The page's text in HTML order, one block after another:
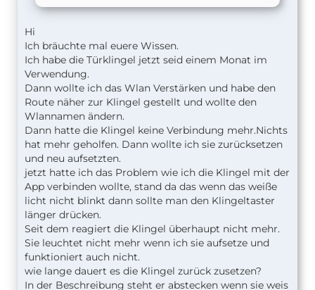
Hi
Ich bräuchte mal euere Wissen.
Ich habe die Türklingel jetzt seid einem Monat im
Verwendung.
Dann wollte ich das Wlan Verstärken und habe den
Route näher zur Klingel gestellt und wollte den
Wlannamen ändern.
Dann hatte die Klingel keine Verbindung mehr.Nichts
hat mehr geholfen. Dann wollte ich sie zurücksetzen
und neu aufsetzten.
jetzt hatte ich das Problem wie ich die Klingel mit der
App verbinden wollte, stand da das wenn das weiße
licht nicht blinkt dann sollte man den Klingeltaster
länger drücken.
Seit dem reagiert die Klingel überhaupt nicht mehr.
Sie leuchtet nicht mehr wenn ich sie aufsetze und
funktioniert auch nicht.
wie lange dauert es die Klingel zurück zusetzen?
In der Beschreibung steht er abstecken wenn sie weis